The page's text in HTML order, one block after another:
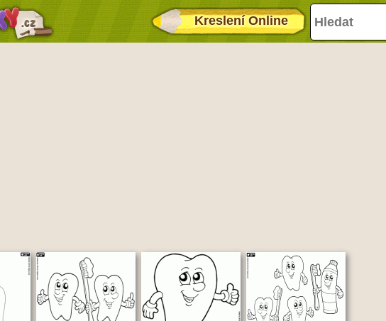
Kreslení Online